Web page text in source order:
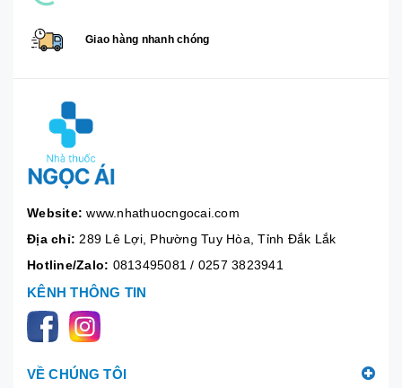
Giao hàng nhanh chóng
Website: www.nhathuocngocai.com
Địa chỉ: 289 Lê Lợi, Phường Tuy Hòa, Tỉnh Đắk Lắk
Hotline/Zalo: 0813495081/ 0257 3823941
KÊNH THÔNG TIN
VỀ CHÚNG TÔI